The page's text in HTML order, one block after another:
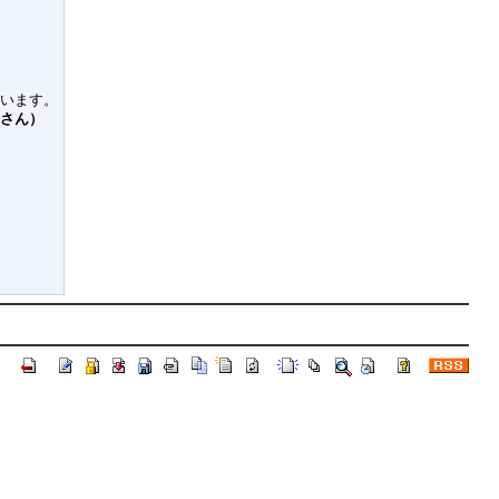
ます。
ん）